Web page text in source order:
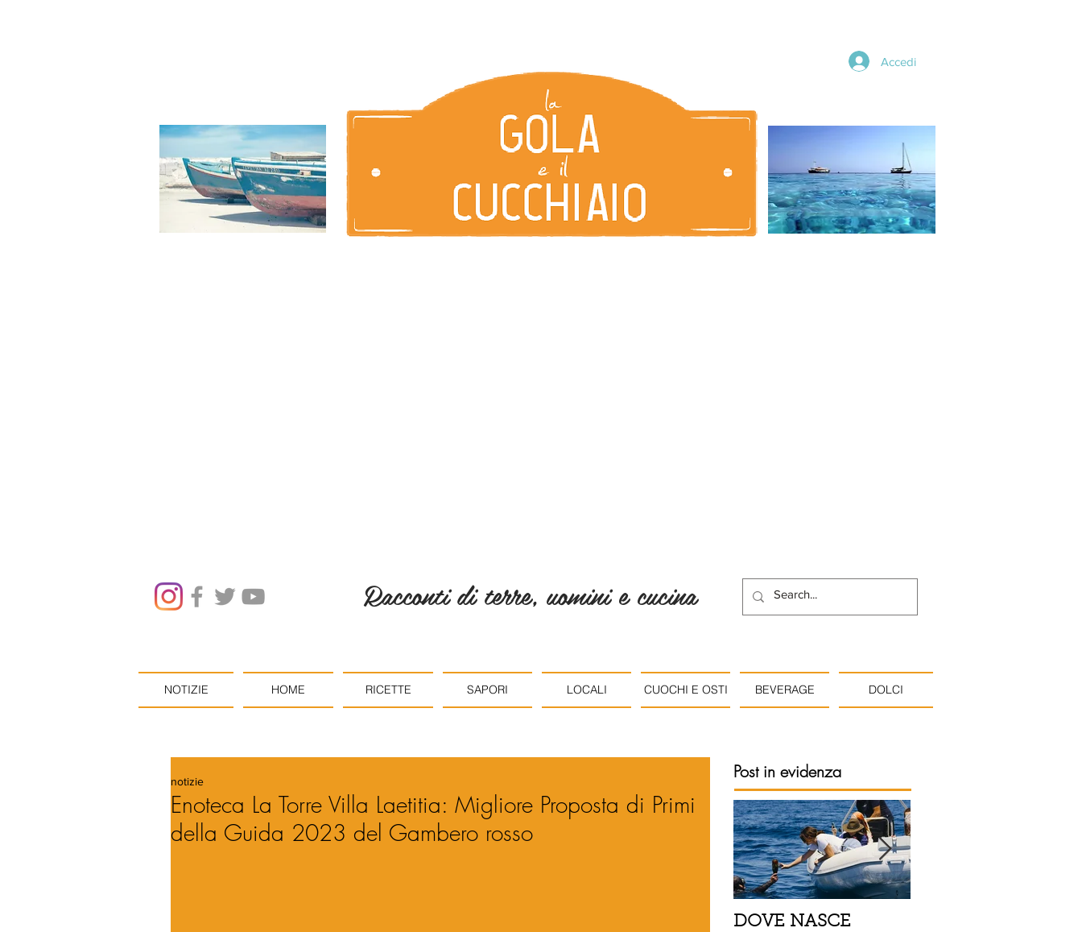
Accedi
Racconti di terre, uomini e cucina
NOTIZIE HOME RICETTE SAPORI LOCALI CUOCHI E OSTI BEVERAGE DOLCI
Enoteca La Torre Villa Laetitia: Migliore Proposta di Primi
della Guida 2023 del Gambero rosso
notizie Post in evidenza
DOVE NASCE